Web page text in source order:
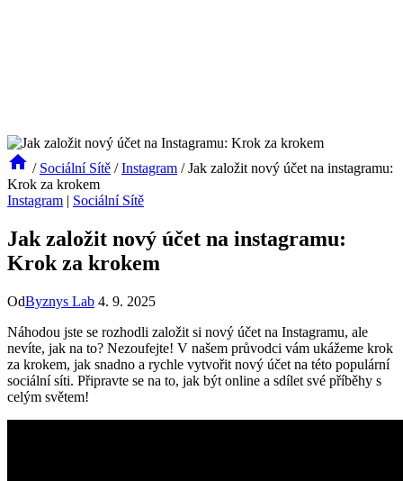
/ Sociální Sítě / Instagram / Jak založit nový účet na instagramu:
Krok za krokem
Instagram | Sociální Sítě
Jak založit nový účet na instagramu:
Krok za krokem
OdByznys Lab 4. 9. 2025
Náhodou jste se rozhodli založit si nový účet na Instagramu, ale
nevíte, jak na to? Nezoufejte! V našem průvodci vám ukážeme krok
za krokem, jak snadno a rychle vytvořit nový účet na této populární
sociální síti. Připravte se na to, jak být online a sdílet své příběhy s
celým světem!